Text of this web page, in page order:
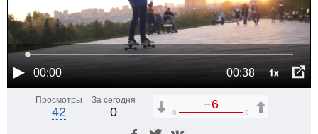
00:00 00:38 1x
Просмотры
42
За сегодня
0
−6
6 0